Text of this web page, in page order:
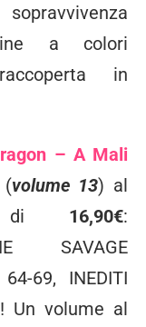
a colori
in
– A Mali
(volume 13) al
di 16,90€:
SAVAGE
64-69, INEDITI
Un volume al